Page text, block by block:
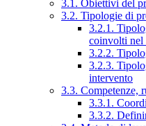
3.1. Obiettivi del
3.2. Tipologie di
3.2.1.
coinvolti nel
3.2.2.
3.2.3.
intervento
3.3. Competenze,
3.3.1.
3.3.2.